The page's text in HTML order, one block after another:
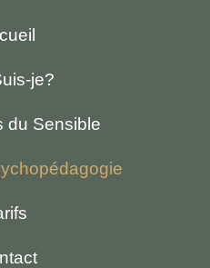
je?
du Sensible